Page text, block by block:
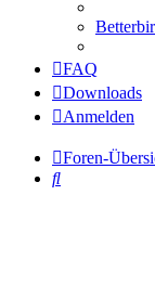
FAQ
Downloads
Anmelden
Foren-
Suche